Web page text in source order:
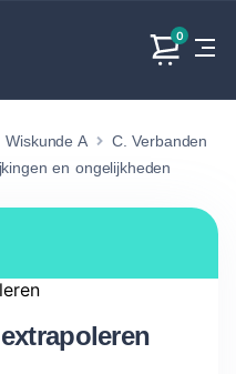
0
Producten
Wiskunde A
C. Verbanden
en ongelijkheden